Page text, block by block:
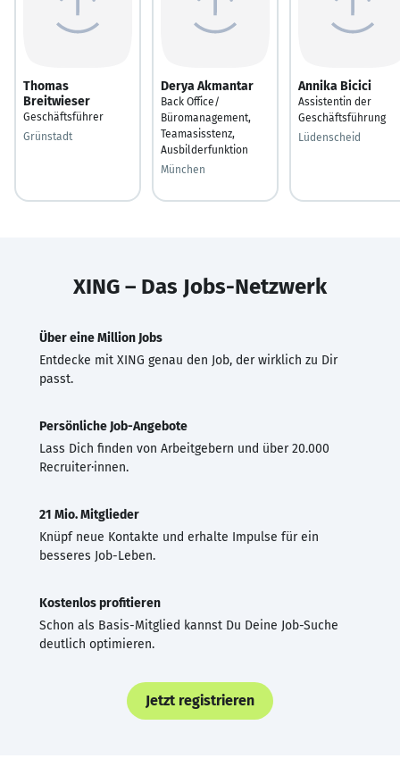
Thomas
Breitwieser
Geschäftsführer
Grünstadt
Derya Akmantar
Back Office/
Büromanagement,
Teamasisstenz,
Ausbilderfunktion
München
Annika Bicici
Assistentin der
Geschäftsführung
Lüdenscheid
XING – Das Jobs-Netzwerk
Über eine Million Jobs
Entdecke mit XING genau den Job, der wirklich zu Dir
passt.
Persönliche Job-Angebote
Lass Dich finden von Arbeitgebern und über 20.000
Recruiter·innen.
21 Mio. Mitglieder
Knüpf neue Kontakte und erhalte Impulse für ein
besseres Job-Leben.
Kostenlos profitieren
Schon als Basis-Mitglied kannst Du Deine Job-Suche
deutlich optimieren.
Jetzt registrieren